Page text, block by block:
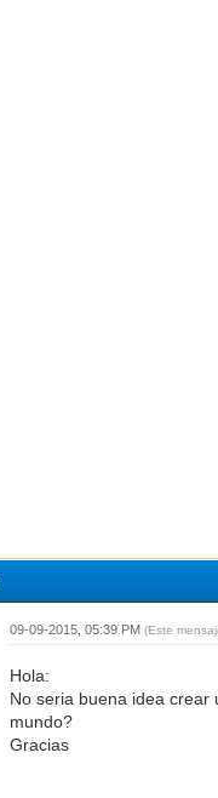
09-09-2015, 05:39 PM(Este
Hola:
No seria buena idea
mundo?
Gracias